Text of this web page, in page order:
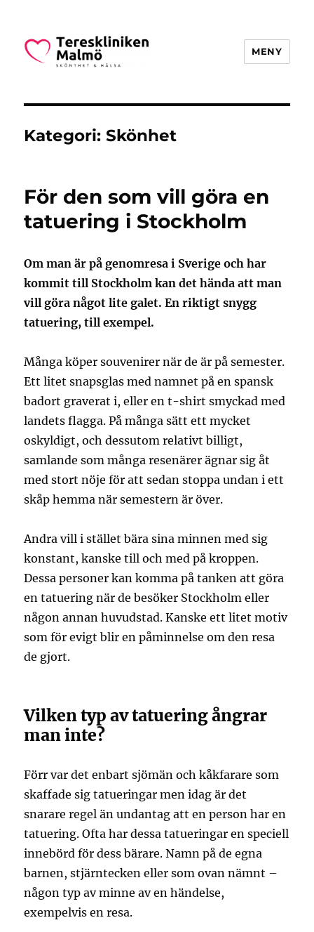
MENY
Kategori:Skönhet
För den som vill göra en
tatuering i Stockholm
Om man är på genomresa i Sverige och har
kommit till Stockholm kan det hända att man
vill göra något lite galet. En riktigt snygg
tatuering, till exempel.
Många köper souvenirer när de är på semester.
Ett litet snapsglas med namnet på en spansk
badort graverat i, eller en t-shirt smyckad med
landets flagga. På många sätt ett mycket
oskyldigt, och dessutom relativt billigt,
samlande som många resenärer ägnar sig åt
med stort nöje för att sedan stoppa undan i ett
skåp hemma när semestern är över.
Andra vill i stället bära sina minnen med sig
konstant, kanske till och med på kroppen.
Dessa personer kan komma på tanken att göra
en tatuering när de besöker Stockholm eller
någon annan huvudstad. Kanske ett litet motiv
som för evigt blir en påminnelse om den resa
de gjort.
Vilken typ av tatuering ångrar
man inte?
Förr var det enbart sjömän och kåkfarare som
skaffade sig tatueringar men idag är det
snarare regel än undantag att en person har en
tatuering. Ofta har dessa tatueringar en speciell
innebörd för dess bärare. Namn på de egna
barnen, stjärntecken eller som ovan nämnt –
någon typ av minne av en händelse,
exempelvis en resa.